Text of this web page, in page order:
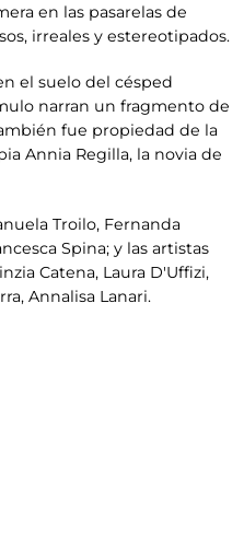
en las pasarelas de
irreales y estereotipados.
el suelo del césped
narran un fragmento de
fue propiedad de la
Annia Regilla, la novia de
Troilo, Fernanda
Spina; y las artistas
Catena, Laura D'Uffizi,
Annalisa Lanari.